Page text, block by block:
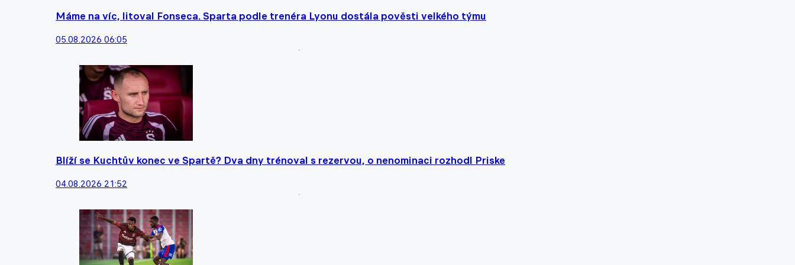
Máme na víc, litoval Fonseca. Sparta podle trenéra Lyonu dostála pověsti velkého týmu
05.08.2026 06:05
Blíží se Kuchtův konec ve Spartě? Dva dny trénoval s rezervou, o nenominaci rozhodl Priske
04.08.2026 21:52